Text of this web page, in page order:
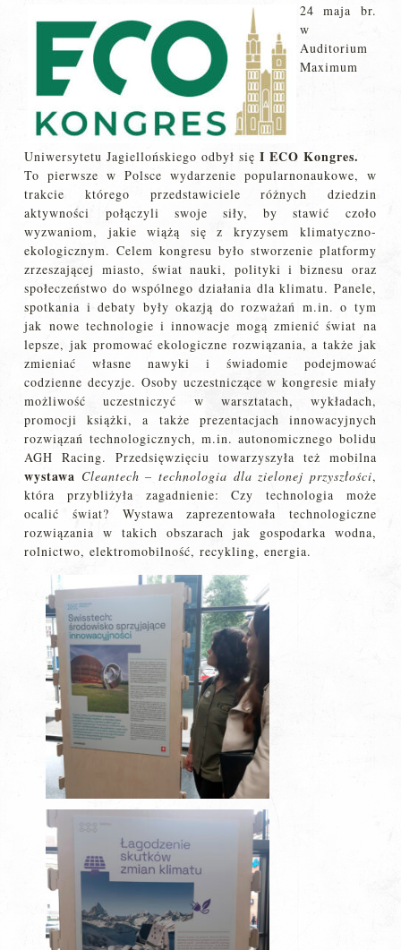
24 maja br.
w
Auditorium
Maximum
Uniwersytetu Jagiellońskiego odbył sięI ECO Kongres.
To pierwsze w Polsce wydarzenie popularnonaukowe, w
trakcie którego przedstawiciele różnych dziedzin
aktywności połączyli swoje siły, by stawić czoło
wyzwaniom, jakie wiążą się z kryzysem klimatyczno-
ekologicznym. Celem kongresu było stworzenie platformy
zrzeszającej miasto, świat nauki, polityki i biznesu oraz
społeczeństwo do wspólnego działania dla klimatu. Panele,
spotkania i debaty były okazją do rozważań m.in. o tym
jak nowe technologie i innowacje mogą zmienić świat na
lepsze, jak promować ekologiczne rozwiązania, a także jak
zmieniać własne nawyki i świadomie podejmować
codzienne decyzje. Osoby uczestniczące w kongresie miały
możliwość uczestniczyć w warsztatach, wykładach,
promocji książki, a także prezentacjach innowacyjnych
rozwiązań technologicznych, m.in. autonomicznego bolidu
AGH Racing. Przedsięwzięciu towarzyszyła też mobilna
wystawa Cleantech – technologia dla zielonej przyszłości,
która przybliżyła zagadnienie: Czy technologia może
ocalić świat? Wystawa zaprezentowała technologiczne
rozwiązania w takich obszarach jak gospodarka wodna,
rolnictwo, elektromobilność, recykling, energia.